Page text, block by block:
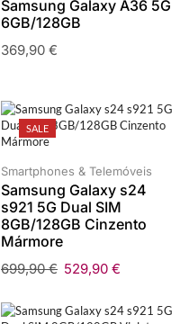
Samsung Galaxy A36 5G
6GB/128GB
369,90 €
SALE
Smartphones & Telemóveis
Samsung Galaxy s24
s921 5G Dual SIM
8GB/128GB Cinzento
Mármore
699,90€ 529,90 €